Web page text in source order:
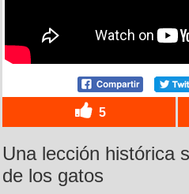
5
Una lección histórica
de los gatos